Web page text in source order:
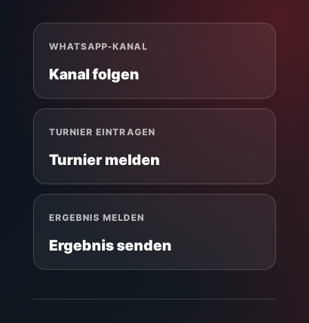
WHATSAPP-KANAL
Kanal folgen
TURNIER EINTRAGEN
Turnier melden
ERGEBNIS MELDEN
Ergebnis senden